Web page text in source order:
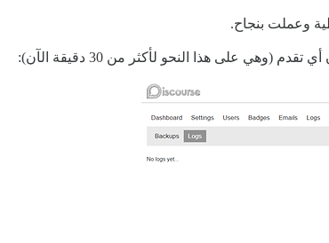
وعملت بنجاح.
(وهي على هذا النحو لأكثر من 30 دقيقة الآن):